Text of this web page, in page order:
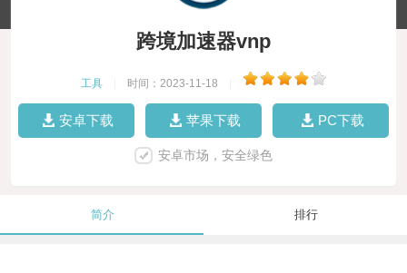
跨境加速器vnp
工具 时间：2023-11-18
安卓下载 苹果下载 PC下载
安卓市场，安全绿色
简介 排行